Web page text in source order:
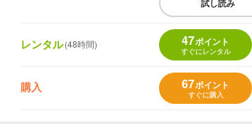
試し読み
レンタル(48時間) 47ポイント
すぐにレンタル
購入 67ポイント
すぐに購入